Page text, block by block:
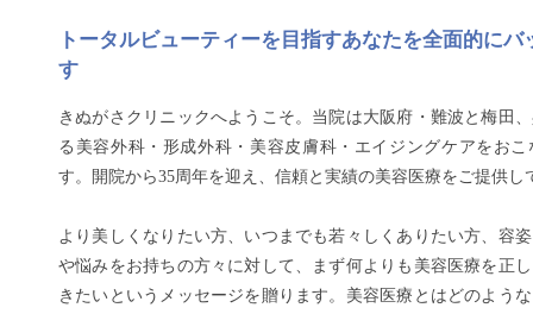
トータルビューティーを目指すあなたを全面的にバ
す
きぬがさクリニックへようこそ。当院は大阪府・難波と梅田
る美容外科・形成外科・美容皮膚科・エイジングケアをお
す。開院から35周年を迎え、信頼と実績の美容医療をご提供し
より美しくなりたい方、いつまでも若々しくありたい方、容
や悩みをお持ちの方々に対して、まず何よりも美容医療を正
きたいというメッセージを贈ります。美容医療とはどのよう